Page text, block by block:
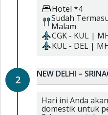
Hotel *4
Sudah
Malam
CGK - KUL |
KUL - DEL |
2 NEW DELHI –
Hari ini Anda
domestik untuk